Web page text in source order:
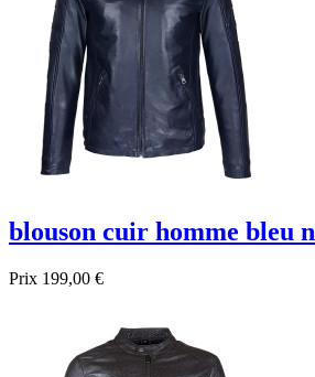
blouson cuir homme bleu
Prix 199,00 €